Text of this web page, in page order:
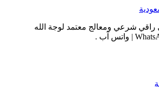
راقي شرعي ومعالج معتمد لوجة الله